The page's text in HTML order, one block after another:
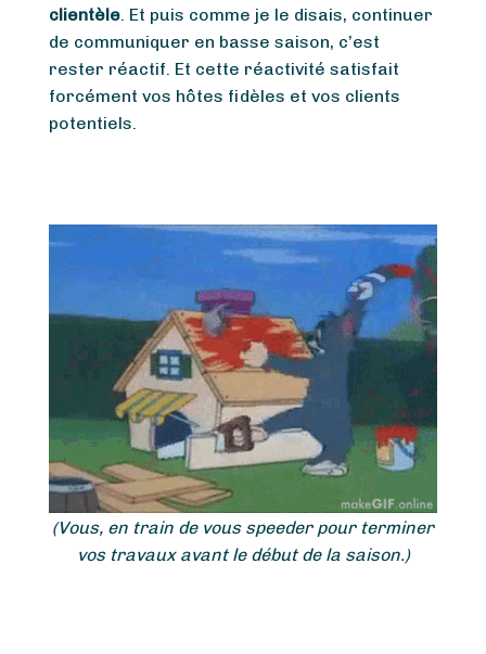
clientèle. Et puis comme je le disais, continuer
de communiquer en basse saison, c’est
rester réactif. Et cette réactivité satisfait
forcément vos hôtes fidèles et vos clients
potentiels.
(Vous, en train de vous speeder pour terminer
vos travaux avant le début de la saison.)